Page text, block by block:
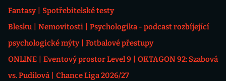
Fantasy
Spotřebitelské testy
Blesku
Nemovitosti
Psychologika - podcast rozbíjející
psychologické mýty
Fotbalové přestupy
ONLINE
Eventový prostor Level 9
OKTAGON 92: Szabová
vs. Pudilová
Chance Liga 2026/27